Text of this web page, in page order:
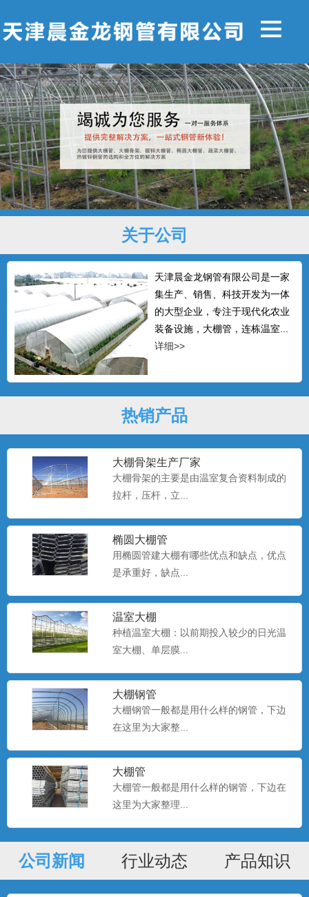
关于公司
天津晨金龙钢管有限公司是一家
集生产、销售、科技开发为一体
的大型企业，专注于现代化农业
装备设施，大棚管，连栋温室...
详细>>
热销产品
大棚骨架生产厂家
大棚骨架的主要是由温室复合资料制成的
拉杆，压杆，立...
椭圆大棚管
用椭圆管建大棚有哪些优点和缺点，优点
是承重好，缺点...
温室大棚
种植温室大棚：以前期投入较少的日光温
室大棚、单层膜...
大棚钢管
大棚钢管一般都是用什么样的钢管，下边
在这里为大家整...
大棚管
大棚管一般都是用什么样的钢管，下边在
这里为大家整理...
公司新闻 行业动态 产品知识
种植大棚厂家现货
大棚种植是一种种植技术，该技术是一种
科学的种植方式。...
种植大棚
大棚种植是一种种植技术，该技术是一种
科学的种植方式。...
种植大棚
大棚种植是一种种植技术，该技术是一种